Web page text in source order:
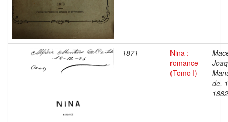
1871
Nina :
romance
(Tomo I)
de,
1882